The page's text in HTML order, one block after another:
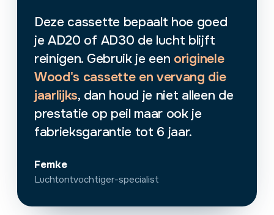
Deze cassette bepaalt hoe goed
je AD20 of AD30 de lucht blijft
reinigen. Gebruik je een originele
Wood's cassette en vervang die
jaarlijks, dan houd je niet alleen de
prestatie op peil maar ook je
fabrieksgarantie tot 6 jaar.
Femke
Luchtontvochtiger-specialist